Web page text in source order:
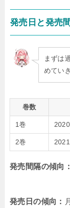
発売日と発売
まずは
めてい
巻数
1巻
2巻
発売間隔の傾向
発売日の傾向：